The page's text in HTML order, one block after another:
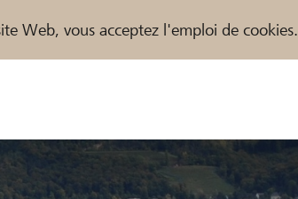
Web, vous acceptez l'emploi de cookies.
/ Banques Raiffeisen